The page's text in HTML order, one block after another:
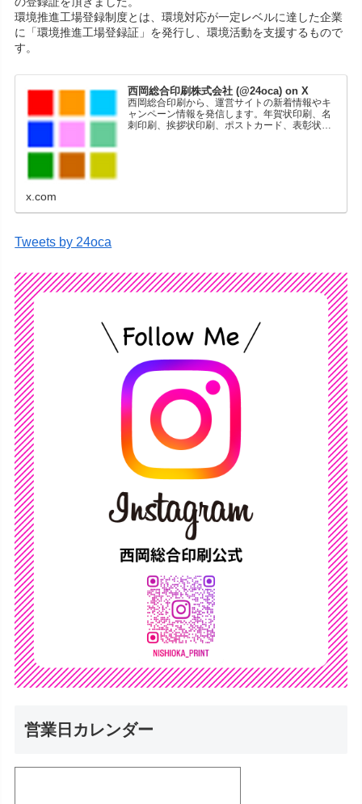
環境推進工場登録制度とは、環境対応が一定レベルに達した企業
に「環境推進工場登録証」を発行し、環境活動を支援するもので
す。
西岡総合印刷株式会社 (@24oca) on X
西岡総合印刷から、運営サイトの新着情報やキ
ャンペーン情報を発信します。年賀状印刷、名
刺印刷、挨拶状印刷、ポストカード、表彰状印
x.com
Tweets by 24oca
営業日カレンダー